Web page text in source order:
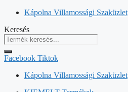
Kilépés
tartalomba
Kápolna Villamossági Szaküzlet
Keresés
Facebook Tiktok
Kápolna Villamossági Szaküzlet